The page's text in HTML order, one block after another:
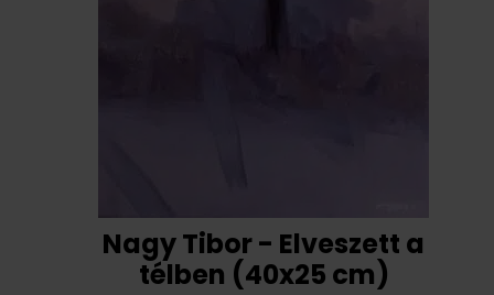
Nagy Tibor - Elveszett a
télben (40x25 cm)